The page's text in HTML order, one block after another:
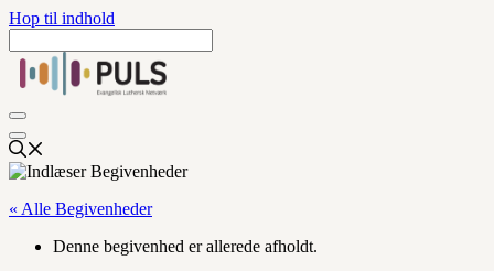
Hop til indhold
« Alle Begivenheder
Denne begivenhed er allerede afholdt.